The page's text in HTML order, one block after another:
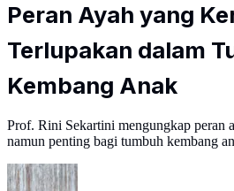
Peran Ayah yang
Terlupakan dalam
Kembang Anak
Prof. Rini Sekartini mengungkap peran
namun penting bagi tumbuh kembang